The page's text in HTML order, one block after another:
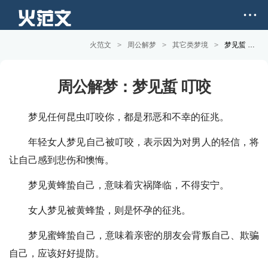
火范文 > 周公解梦 > 其它类梦境 > 梦见蜇 叮咬 - 做梦梦见蜇 叮咬
周公解梦：梦见蜇 叮咬
梦见任何昆虫叮咬你，都是邪恶和不幸的征兆。
年轻女人梦见自己被叮咬，表示因为对男人的轻信，将
让自己感到悲伤和懊悔。
梦见黄蜂蛰自己，意味着灾祸降临，不得安宁。
女人梦见被黄蜂蛰，则是怀孕的征兆。
梦见蜜蜂蛰自己，意味着亲密的朋友会背叛自己、欺骗
自己，应该好好提防。